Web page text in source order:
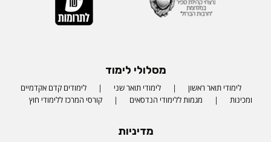
מסלולי לימוד
לימודי תואר ראשון לימודי תואר שני
לימודים קדם אקדמיים
ומכינות
מגמות ללימודי הנדסאים קורסי המרכז ללימודי חוץ
מדיניות